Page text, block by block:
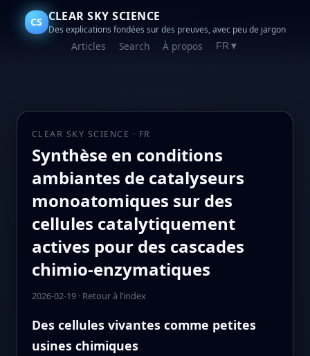
CS CLEAR SKY SCIENCE
Des explications fondées sur des preuves, avec peu de jargon
Articles Search À propos FR ▼
CLEAR SKY SCIENCE · FR
Synthèse en conditions
ambiantes de catalyseurs
monoatomiques sur des
cellules catalytiquement
actives pour des cascades
chimio-enzymatiques
2026-02-19· Retour à l’index
Des cellules vivantes comme petites
usines chimiques